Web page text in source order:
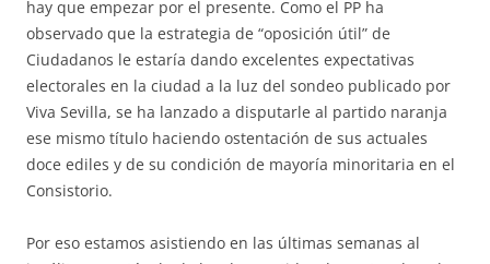
hay que empezar por el presente. Como el PP ha
observado que la estrategia de “oposición útil” de
Ciudadanos le estaría dando excelentes expectativas
electorales en la ciudad a la luz del sondeo publicado por
Viva Sevilla, se ha lanzado a disputarle al partido naranja
ese mismo título haciendo ostentación de sus actuales
doce ediles y de su condición de mayoría minoritaria en el
Consistorio.
Por eso estamos asistiendo en las últimas semanas al